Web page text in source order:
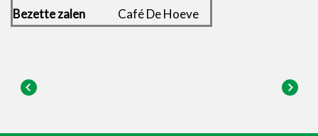
Bezette zalen
Café De Hoeve